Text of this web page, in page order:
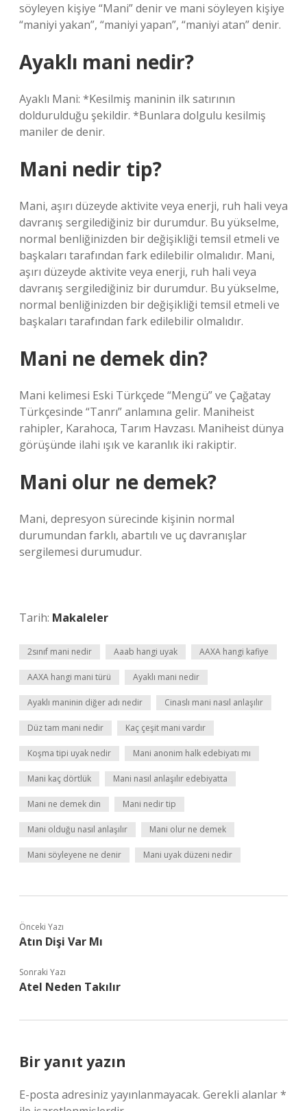
söyleyen kişiye “Mani” denir ve mani söyleyen kişiye
“maniyi yakan”, “maniyi yapan”, “maniyi atan” denir.
Ayaklı mani nedir?
Ayaklı Mani: *Kesilmiş maninin ilk satırının
doldurulduğu şekildir. *Bunlara dolgulu kesilmiş
maniler de denir.
Mani nedir tip?
Mani, aşırı düzeyde aktivite veya enerji, ruh hali veya
davranış sergilediğiniz bir durumdur. Bu yükselme,
normal benliğinizden bir değişikliği temsil etmeli ve
başkaları tarafından fark edilebilir olmalıdır. Mani,
aşırı düzeyde aktivite veya enerji, ruh hali veya
davranış sergilediğiniz bir durumdur. Bu yükselme,
normal benliğinizden bir değişikliği temsil etmeli ve
başkaları tarafından fark edilebilir olmalıdır.
Mani ne demek din?
Mani kelimesi Eski Türkçede “Mengü” ve Çağatay
Türkçesinde “Tanrı” anlamına gelir. Maniheist
rahipler, Karahoca, Tarım Havzası. Maniheist dünya
görüşünde ilahi ışık ve karanlık iki rakiptir.
Mani olur ne demek?
Mani, depresyon sürecinde kişinin normal
durumundan farklı, abartılı ve uç davranışlar
sergilemesi durumudur.
Tarih: Makaleler
2sınıf mani nedir Aaab hangi uyak AAXA hangi kafiye
AAXA hangi mani türü Ayaklı mani nedir
Ayaklı maninin diğer adı nedir Cinaslı mani nasıl anlaşılır
Düz tam mani nedir Kaç çeşit mani vardır
Koşma tipi uyak nedir Mani anonim halk edebiyatı mı
Mani kaç dörtlük Mani nasıl anlaşılır edebiyatta
Mani ne demek din Mani nedir tip
Mani olduğu nasıl anlaşılır Mani olur ne demek
Mani söyleyene ne denir Mani uyak düzeni nedir
Önceki Yazı
Atın Dişi Var Mı
Sonraki Yazı
Atel Neden Takılır
Bir yanıt yazın
E-posta adresiniz yayınlanmayacak. Gerekli alanlar*